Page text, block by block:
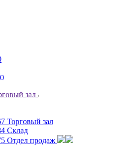
0
зал
Торговый зал
Склад
Отдел продаж